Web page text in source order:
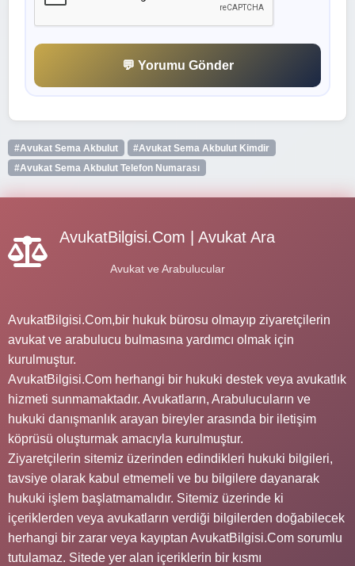
💬 Yorumu Gönder
#Avukat Sema Akbulut
#Avukat Sema Akbulut Kimdir
#Avukat Sema Akbulut Telefon Numarası
AvukatBilgisi.Com | Avukat Ara
Avukat ve Arabulucular
AvukatBilgisi.Com,bir hukuk bürosu olmayıp ziyaretçilerin
avukat ve arabulucu bulmasına yardımcı olmak için
kurulmuştur.
AvukatBilgisi.Com herhangi bir hukuki destek veya avukatlık
hizmeti sunmamaktadır. Avukatların, Arabulucuların ve
hukuki danışmanlık arayan bireyler arasında bir iletişim
köprüsü oluşturmak amacıyla kurulmuştur.
Ziyaretçilerin sitemiz üzerinden edindikleri hukuki bilgileri,
tavsiye olarak kabul etmemeli ve bu bilgilere dayanarak
hukuki işlem başlatmamalıdır. Sitemiz üzerinde ki
içeriklerden veya avukatların verdiği bilgilerden doğabilecek
herhangi bir zarar veya kayıptan AvukatBilgisi.Com sorumlu
tutulamaz. Sitede yer alan içeriklerin bir kısmı